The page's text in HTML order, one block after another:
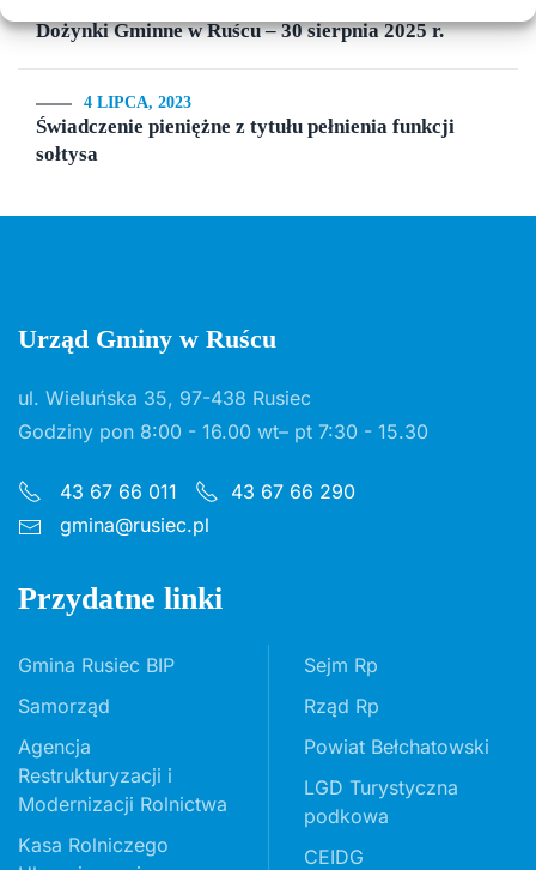
Dożynki Gminne w Ruścu – 30 sierpnia 2025 r.
4 LIPCA, 2023
Świadczenie pieniężne z tytułu pełnienia funkcji
sołtysa
Urząd Gminy w Ruścu
ul. Wieluńska 35, 97-438 Rusiec
Godziny pon 8:00 - 16.00 wt– pt 7:30 - 15.30
43 67 66 011
43 67 66 290
gmina@rusiec.pl
Przydatne linki
Gmina Rusiec BIP
Samorząd
Agencja
Restrukturyzacji i
Modernizacji Rolnictwa
Kasa Rolniczego
Sejm Rp
Rząd Rp
Powiat Bełchatowski
LGD Turystyczna
podkowa
CEIDG